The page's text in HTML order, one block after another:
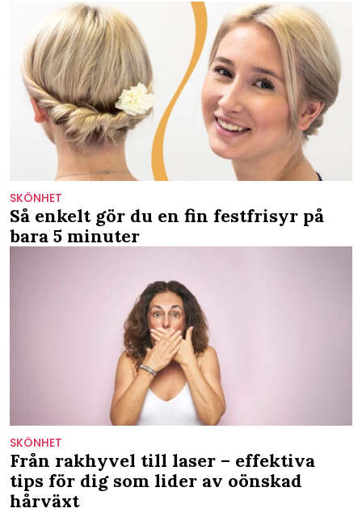
SKÖNHET
Så enkelt gör du en fin festfrisyr på
bara 5 minuter
SKÖNHET
Från rakhyvel till laser – effektiva
tips för dig som lider av oönskad
hårväxt